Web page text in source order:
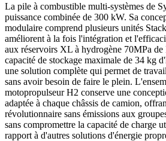
La pile à combustible multi-systèmes de
puissance combinée de 300 kW. Sa
modulaire comprend plusieurs unités
améliorent à la fois l'intégration et
aux réservoirs XL à hydrogène 70MPa
capacité de stockage maximale de 34 kg d'
une solution complète qui permet de
sans avoir besoin de faire le plein.
motopropulseurH2 conserve une
adaptée à chaque châssis de camion,
révolutionnaire sans émissions aux
sans compromettre la capacité de charge
rapport à d'autres solutions d'énergie